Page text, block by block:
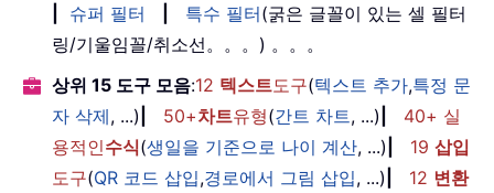
슈퍼 필터 특수 필터(굵은 글꼴이 있는 셀 필터
링/기울임꼴/취소선。。。) 。。。
상위 15 도구 모음:12 텍스트도구(텍스트 추가,특정 문
자 삭제, ...) 50+차트유형(간트 차트, ...)
40+ 실
용적인수식(생일을 기준으로 나이 계산, ...) 19 삽입
도구(QR 코드 삽입,경로에서 그림 삽입, ...) 12 변환